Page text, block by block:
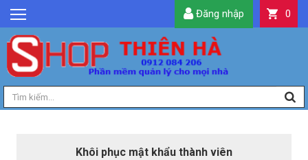
GIỚI THIỆU
TIN TỨC
SẢN PHẨM
DỊCH VỤ
0
Đăng nhập
Khôi phục mật khẩu thành viên